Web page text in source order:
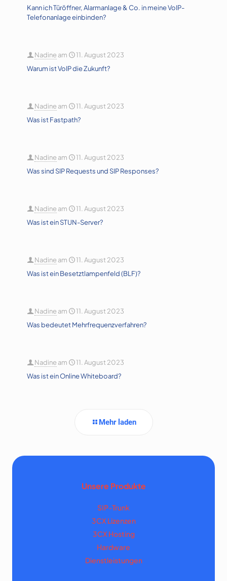
Kann ich Türöffner, Alarmanlage & Co. in meine VoIP-
Telefonanlage einbinden?
Nadine am
11. August 2023
Warum ist VoIP die Zukunft?
Nadine am
11. August 2023
Was ist Fastpath?
Nadine am
11. August 2023
Was sind SIP Requests und SIP Responses?
Nadine am
11. August 2023
Was ist ein STUN-Server?
Nadine am
11. August 2023
Was ist ein Besetztlampenfeld (BLF)?
Nadine am
11. August 2023
Was bedeutet Mehrfrequenzverfahren?
Nadine am
11. August 2023
Was ist ein Online Whiteboard?
Mehr laden
Unsere Produkte
SIP-Trunk
3CX Lizenzen
3CX Hosting
Hardware
Dienstleistungen